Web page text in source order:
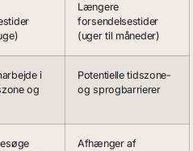
Længere
forsendelsestider
(uger til måneder)
i
og
Potentielle tidszone-
og sprogbarrierer
Afhænger af